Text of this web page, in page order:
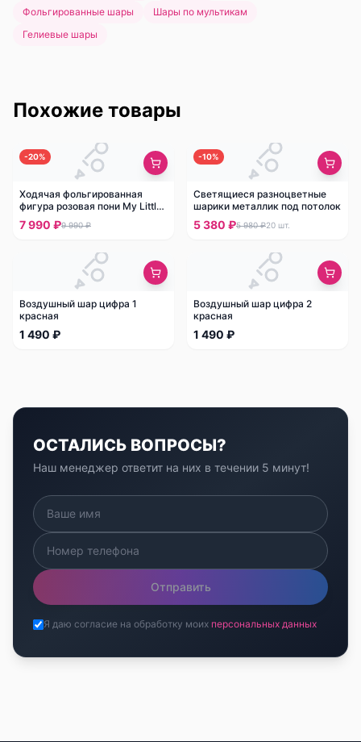
Фольгированные шары
Шары по мультикам
Гелиевые шары
Похожие товары
-20%
Ходячая фольгированная
фигура розовая пони My Little
Pony
7 990 ₽9 990 ₽
-10%
Светящиеся разноцветные
шарики металлик под потолок
5 380 ₽5 980 ₽20 шт.
Воздушный шар цифра 1
красная
1 490 ₽
Воздушный шар цифра 2
красная
1 490 ₽
ОСТАЛИСЬ ВОПРОСЫ?
Наш менеджер ответит на них в течении 5 минут!
Отправить
Я даю согласие на обработку моих персональных данных